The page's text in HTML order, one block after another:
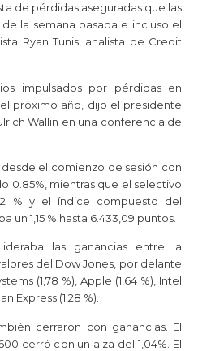
de pérdidas aseguradas que las
la semana pasada e incluso el
Ryan Tunis, analista de Credit
impulsados por pérdidas en
próximo año, dijo el presidente
Wallin en una conferencia de
desde el comienzo de sesión con
0.85%, mientras que el selectivo
% y el índice compuesto del
un 1,15 % hasta 6.433,09 puntos.
las ganancias entre la
del Dow Jones, por delante
(1,78 %), Apple (1,64 %), Intel
Express (1,28 %).
cerraron con ganancias. El
cerró con un alza del 1,04%. El